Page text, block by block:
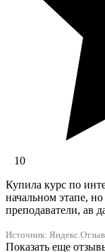
10
Купила курс по
начальном этапе,
преподаватели, ав
Источник:
Показать еще